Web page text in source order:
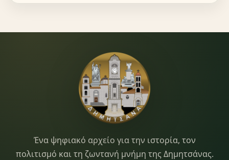
Dimitsana.gr
Ένα ψηφιακό αρχείο για την ιστορία, τον
πολιτισμό και τη ζωντανή μνήμη της Δημητσάνας.